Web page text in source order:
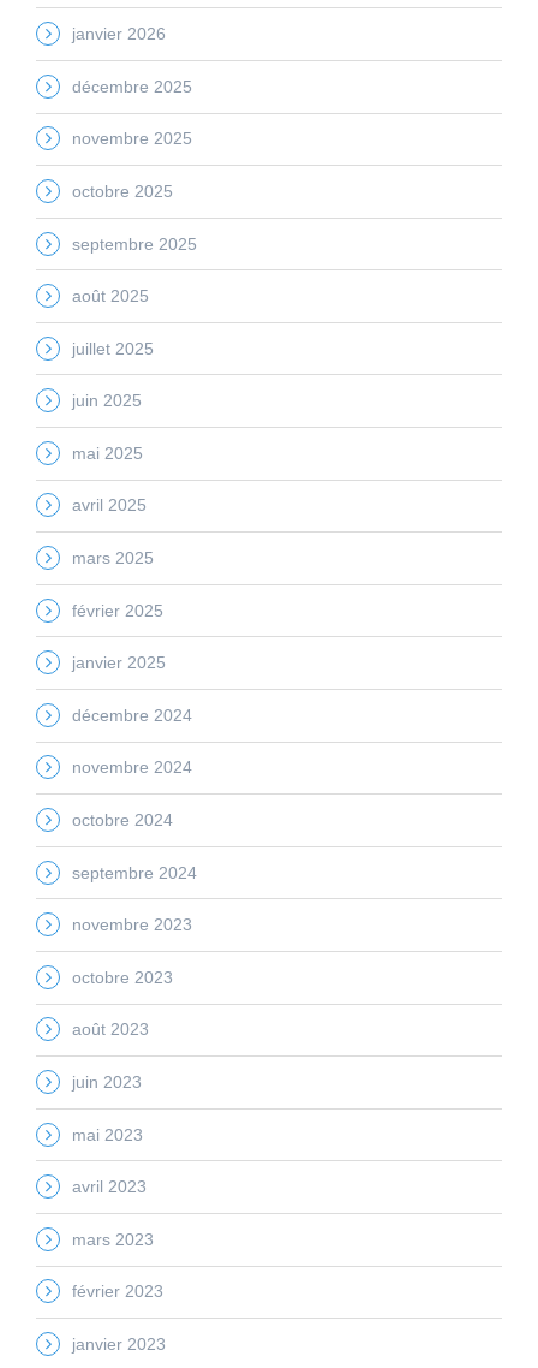
janvier 2026
décembre 2025
novembre 2025
octobre 2025
septembre 2025
août 2025
juillet 2025
juin 2025
mai 2025
avril 2025
mars 2025
février 2025
janvier 2025
décembre 2024
novembre 2024
octobre 2024
septembre 2024
novembre 2023
octobre 2023
août 2023
juin 2023
mai 2023
avril 2023
mars 2023
février 2023
janvier 2023